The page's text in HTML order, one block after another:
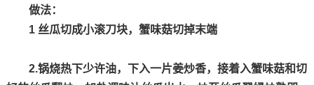
做法：
1 丝瓜切成小滚刀块，蟹味菇切掉末端
2.锅烧热下少许油，下入一片姜炒香，接着入蟹味菇和切